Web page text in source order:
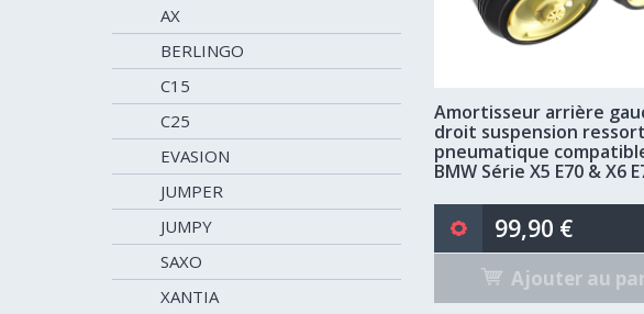
AX
BERLINGO
C15
C25
EVASION
JUMPER
JUMPY
SAXO
XANTIA
Amortisseur arrière
droit suspension ressort
pneumatique
BMW Série X5 E70 & X6
99,90 €
Ajouter au